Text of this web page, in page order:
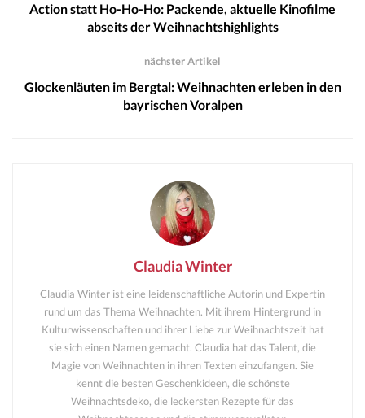
Action statt Ho-Ho-Ho: Packende, aktuelle Kinofilme
abseits der Weihnachtshighlights
nächster Artikel
Glockenläuten im Bergtal: Weihnachten erleben in den
bayrischen Voralpen
Claudia Winter
Claudia Winter ist eine leidenschaftliche Autorin und Expertin
rund um das Thema Weihnachten. Mit ihrem Hintergrund in
Kulturwissenschaften und ihrer Liebe zur Weihnachtszeit hat
sie sich einen Namen gemacht. Claudia hat das Talent, die
Magie von Weihnachten in ihren Texten einzufangen. Sie
kennt die besten Geschenkideen, die schönste
Weihnachtsdeko, die leckersten Rezepte für das